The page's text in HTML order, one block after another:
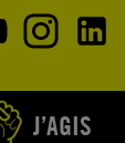
J’AGIS